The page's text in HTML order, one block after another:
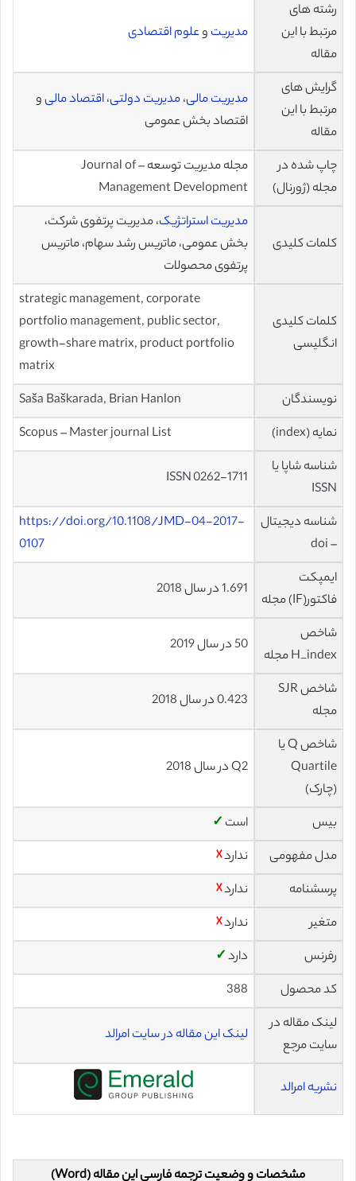
رشته های
مرتبط با این
مقاله
مدیریت وعلوم اقتصادی
گرایش های
مرتبط با این
مقاله
مدیریت مالی،مدیریت دولتی،اقتصاد مالیو
اقتصاد بخش عمومی
چاپ شده در
مجله (ژورنال)
مجله مدیریت توسعه – Journal of
Management Development
کلمات کلیدی
مدیریت استراتژیک، مدیریت پرتفوی شرکت،
بخش عمومی، ماتریس رشد سهام، ماتریس
پرتفوی محصولات
کلمات کلیدی
انگلیسی
strategic management, corporate
portfolio management, public sector,
growth-share matrix, product portfolio
matrix
نویسندگان
Saša Baškarada, Brian Hanlon
نمایه (index)
Scopus – Master journal List
شناسه شاپا یا
ISSN
ISSN 0262-1711
شناسه دیجیتال
– doi
https://doi.org/10.1108/JMD-04-2017-
0107
ایمپکت
فاکتور(IF) مجله
1.691 در سال 2018
شاخص
H_index مجله
50 در سال 2019
شاخص SJR
مجله
0.423 در سال 2018
شاخص Q یا
Quartile
(چارک)
Q2 در سال 2018
بیس است ✓
مدل مفهومی
ندارد☓
پرسشنامه
ندارد☓
متغیر
ندارد☓
رفرنس
دارد✓
کد محصول
388
لینک مقاله در
سایت مرجع
لینک این مقاله در سایت امرالد
نشریه امرالد
مشخصات و وضعیت ترجمه فارسی این مقاله (Word)